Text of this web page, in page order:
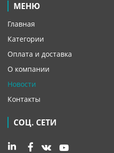
МЕНЮ
Главная
Категории
Оплата и доставка
О компании
Новости
Контакты
СОЦ. СЕТИ